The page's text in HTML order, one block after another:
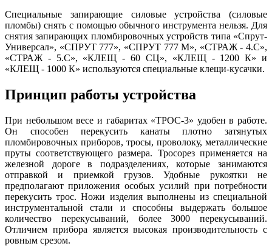
Специальные запирающие силовые устройства (силовые
пломбы) снять с помощью обычного инструмента нельзя. Для
снятия запирающих пломбировочных устройств типа «Спрут-
Универсал», «СПРУТ 777», «СПРУТ 777 М», «СТРАЖ - 4.С»,
«СТРАЖ - 5.С», «КЛЕЩ - 60 СЦ», «КЛЕЩ - 1200 К» и
«КЛЕЩ - 1000 К» используются специальные клещи-кусачки.
Принцип работы устройства
При небольшом весе и габаритах «ТРОС-3» удобен в работе.
Он способен перекусить канаты плотно затянутых
пломбировочных приборов, тросы, проволоку, металлические
пруты соответствующего размера. Тросорез применяется на
железной дороге в подразделениях, которые занимаются
отправкой и приемкой грузов. Удобные рукоятки не
предполагают приложения особых усилий при потребности
перекусить трос. Ножи изделия выполнены из специальной
инструментальной стали и способны выдержать большое
количество перекусываний, более 3000 перекусываний.
Отличием прибора является высокая производительность с
ровным срезом.